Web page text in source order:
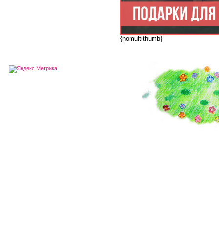
{nomultithumb}